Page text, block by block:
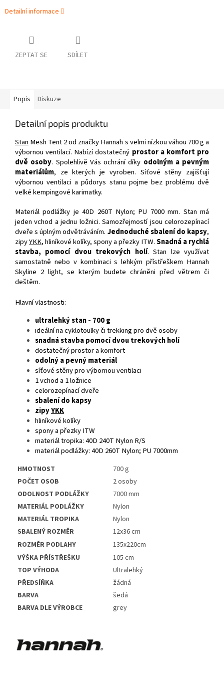
Detailní informace
ZEPTAT SE SDÍLET
Popis Diskuze
Detailní popis produktu
Stan Mesh Tent 2 od značky Hannah s velmi nízkou váhou 700 g a
výbornou ventilací. Nabízí dostatečný prostor a komfort pro
dvě osoby. Spolehlivě Vás ochrání díky odolným a pevným
materiálům, ze kterých je vyroben. Síťové stěny zajišťují
výbornou ventilaci a půdorys stanu pojme bez problému dvě
velké kempingové karimatky.
Materiál podlážky je 40D 260T Nylon; PU 7000 mm. Stan má
jeden vchod a jednu ložnici. Samozřejmostí jsou celorozepínací
dveře s úplným odvětráváním. Jednoduché sbalení do kapsy,
zipyYKK, hliníkové kolíky, spony a přezky ITW.Snadná a rychlá
stavba, pomocí dvou trekových holí. Stan lze využívat
samostatně nebo v kombinaci s lehkým přístřeškem Hannah
Skyline 2 light, se kterým budete chráněni před větrem či
deštěm.
Hlavní vlastnosti:
ultralehký stan - 700 g
ideální na cyklotoulky či trekking pro dvě osoby
snadná stavba pomocí dvou trekových holí
dostatečný prostor a komfort
odolný a pevný materiál
síťové stěny pro výbornou ventilaci
1 vchod a 1 ložnice
celorozepínací dveře
sbalení do kapsy
zipyYKK
hliníkové kolíky
spony a přezky ITW
materiál tropika: 40D 240T Nylon R/S
materiál podlážky: 40D 260T Nylon; PU 7000mm
HMOTNOST
700 g
POČET OSOB
2 osoby
ODOLNOST PODLÁŽKY
7000 mm
MATERIÁL PODLÁŽKY
Nylon
MATERIÁL TROPIKA
Nylon
SBALENÝ ROZMĚR
12x36 cm
ROZMĚR PODLAHY
135x220cm
VÝŠKA PŘÍSTŘEŠKU
105 cm
TOP VÝHODA
Ultralehký
PŘEDSÍŇKA
žádná
BARVA
šedá
BARVA DLE VÝROBCE
grey